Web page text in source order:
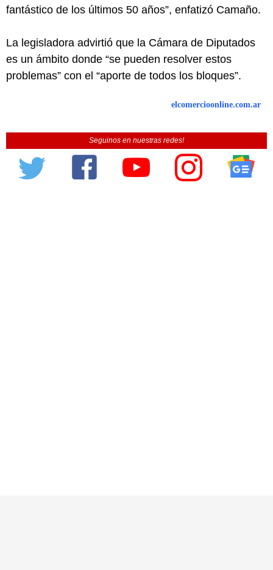
fantástico de los últimos 50 años”, enfatizó Camaño.
La legisladora advirtió que la Cámara de Diputados
es un ámbito donde “se pueden resolver estos
problemas” con el “aporte de todos los bloques”.
elcomercioonline.com.ar
Seguinos en nuestras redes!